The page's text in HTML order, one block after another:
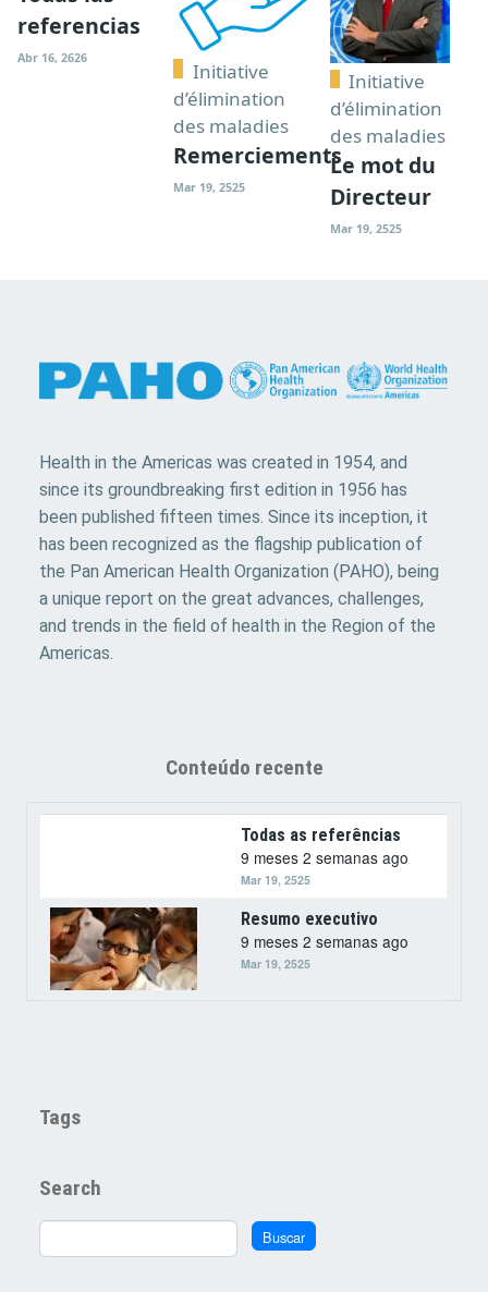
referencias
Abr 16, 2626
Initiative
d’élimination
des maladies
Remerciements
Mar 19, 2525
Initiative
d’élimination
des maladies
Le mot du
Directeur
Mar 19, 2525
Health in the Americas was created in 1954, and
since its groundbreaking first edition in 1956 has
been published fifteen times. Since its inception, it
has been recognized as the flagship publication of
the Pan American Health Organization (PAHO), being
a unique report on the great advances, challenges,
and trends in the field of health in the Region of the
Americas.
Conteúdo recente
Todas as referências
9 meses 2 semanas ago
Mar 19, 2525
Resumo executivo
9 meses 2 semanas ago
Mar 19, 2525
Tags
Search
Buscar Buscar